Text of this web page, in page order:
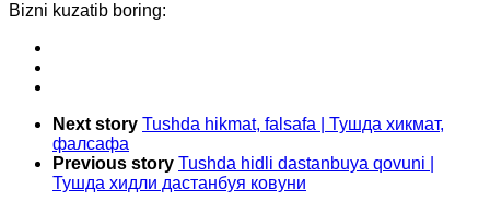
Bizni kuzatib boring:
Next story Tushda hikmat, falsafa | Тушда хикмат,
фалсафа
Previous story Tushda hidli dastanbuya qovuni |
Тушда хидли дастанбуя ковуни